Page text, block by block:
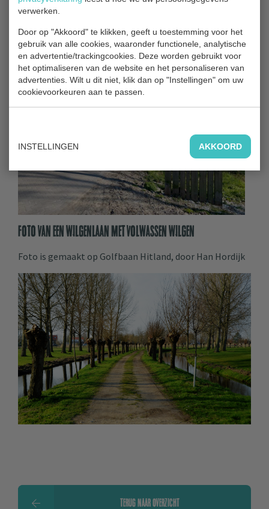
verwerken.
Door op "Akkoord" te klikken, geeft u toestemming voor het
gebruik van alle cookies, waaronder functionele, analytische
en advertentie/trackingcookies. Deze worden gebruikt voor
het optimaliseren van de website en het personaliseren van
advertenties. Wilt u dit niet, klik dan op "Instellingen" om uw
cookievoorkeuren aan te passen.
INSTELLINGEN AKKOORD
Foto van een wilgenlaan met volwassen wilgen
Foto is gemaakt op Golfbaan Hitland, door Han Hordijk
TERUG NAAR OVERZICHT